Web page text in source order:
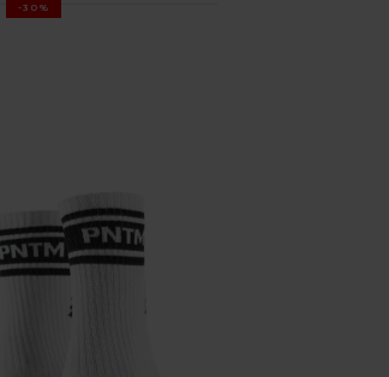
-30%